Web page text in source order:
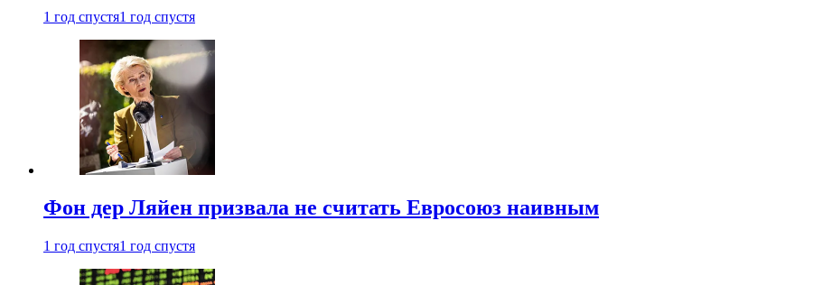
1 год спустя1 год спустя
Фон дер Ляйен призвала не считать Евросоюз наивным
1 год спустя1 год спустя